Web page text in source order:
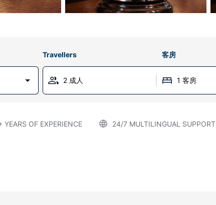
Travellers 客房
2 成人 1 客房
YEARS OF EXPERIENCE 24/7 MULTILINGUAL SUPPORT